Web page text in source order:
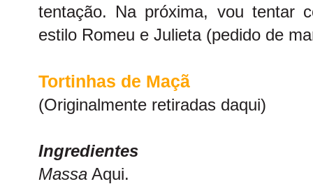
tentação. Na próxima, vou tentar
estilo Romeu e Julieta (pedido de
Tortinhas de Maçã
(Originalmente retiradas daqui)
Ingredientes
Massa Aqui.